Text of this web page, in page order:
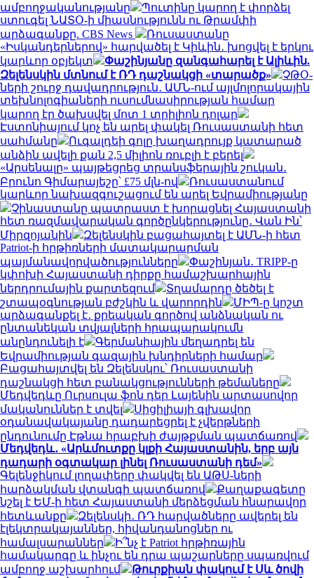
ամբողջականությանը
Պուտինը կարող է փորձել
ստուգել ՆԱՏՕ-ի միասնությունն ու Թրամփի
արձագանքը. CBS News
Ռուսաստանը
«Իսկանդերներով» հարվածել է Կիևին․ խոցվել է երկու
կարևոր օբյեկտ
Փաշինյանը զանգահարել է Ալիևին.
Զելենսկին մտնում է ՌԴ դաշնակցի «տարածք»
ՉԹՕ-
ների շուրջ դավադրություն․ ԱՄՆ-ում այլմոլորակային
տեխնոլոգիաների ուսումնասիրության համար
կարող էր ծախսվել մոտ 1 տրիլիոն դոլար
Էստոնիայում կոչ են արել փակել Ռուսաստանի հետ
սահմանը
Ուգալդեի գոլը խաղադրույք կատարած
անձին ավելի քան 2,5 միլիոն ռուբլի է բերել
«Արսենալը» պայթեցրեց տրանսֆերային շուկան․
Բրունո Գիմարայեշը՝ £75 մլն-ով
Ռուսաստանում
կարևոր նախազգուշացում են արել Եվրամիությանը
Չինաստանը պատրաստ է խորացնել Հայաստանի
հետ ռազմավարական գործընկերությունը․ Վան Ին՝
Միրզոյանին
Զելենսկին բացահայտել է ԱՄՆ-ի հետ
Patriot-ի հրթիռների մատակարարման
պայմանավորվածությունները
Փաշինյան․ TRIPP-ը
կփոխի Հայաստանի դիրքը համաշխարհային
ներդրումային քարտեզում
Տղամարդը ծեծել է
շտապօգնության բժշկին և վարորդին
ՄԻՊ-ը կոշտ
արձագանքել է․ քրեական գործով անձնական ու
ընտանեկան տվյալների հրապարակումն
անընդունելի է
Գերմանիային մեղադրել են
Եվրամիության գազային խնդիրների համար
Բացահայտվել են Զելենսկու՝ Ռուսաստանի
դաշնակցի հետ բանակցությունների թեմաները
Մեդվեդևը Ուրսուլա ֆոն դեր Լայենին արտասովոր
մականուններ է տվել
Սիցիլիայի գլխավոր
օդանավակայանը դադարեցրել է չվերթների
ընդունումը Էթնա հրաբխի ժայթքման պատճառով
Մեդվեդև․ «Արևմուտքը կլքի Հայաստանին, երբ այն
դադարի օգտակար լինել Ռուսաստանի դեմ»
Գելենջիկում լողափերը փակվել են ԱԹՍ-ների
հարձակման վտանգի պատճառով
Քաղաքագետը
նշել է ԵՄ-ի հետ Հայաստանի մերձեցման հնարավոր
հետևանքը
Զելենսկի․ ՌԴ հարվածները ավերել են
էլեկտրակայաններ, հիվանդանոցներ ու
համալսարաններ
Ի՞նչ է Patriot հրթիռային
համակարգը և ինչու են դրա պաշարները սպառվում
ամբողջ աշխարհում
Թուրքիան փակում է Սև ծովի